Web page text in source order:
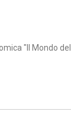
"Il Mondo